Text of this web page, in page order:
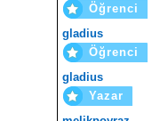
Öğrenci
gladius
Öğrenci
gladius
Yazar